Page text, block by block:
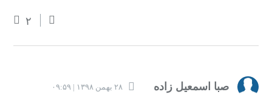
۲
صبا اسمعیل زاده ۲۸ بهمن ۱۳۹۸ | ۰۹:۵۹